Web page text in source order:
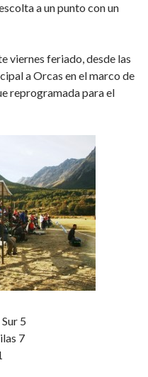
a un punto con un
viernes feriado, desde las
a Orcas en el marco de
reprogramada para el
5
7